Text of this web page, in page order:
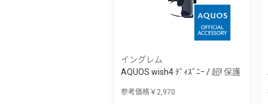
イングレム
AQUOS wish4 ﾃﾞｨｽﾞﾆｰ / 超! 保護
参考価格￥2,970